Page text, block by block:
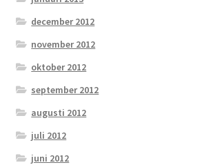
december 2012
november 2012
oktober 2012
september 2012
augusti 2012
juli 2012
juni 2012